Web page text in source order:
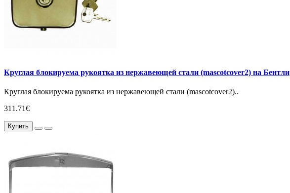
Круглая блокируема рукоятка из нержавеющей стали (mascotcover2) на Бентли
Круглая блокируема рукоятка из нержавеющей стали (mascotcover2)..
311.71€
Купить